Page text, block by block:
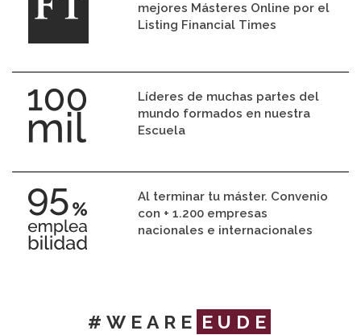
mejores Másteres Online por el
Listing Financial Times
Líderes de muchas partes del
mundo formados en nuestra
Escuela
Al terminar tu máster. Convenio
con + 1.200 empresas
nacionales e internacionales
#WEARE EUDE